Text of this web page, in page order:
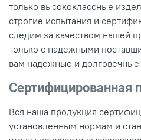
только высококлассные
строгие испытания и
следим за качеством нашей
только с надежными
вам надежные и
Сертифицированная
Вся наша продукция
установленным нормам и